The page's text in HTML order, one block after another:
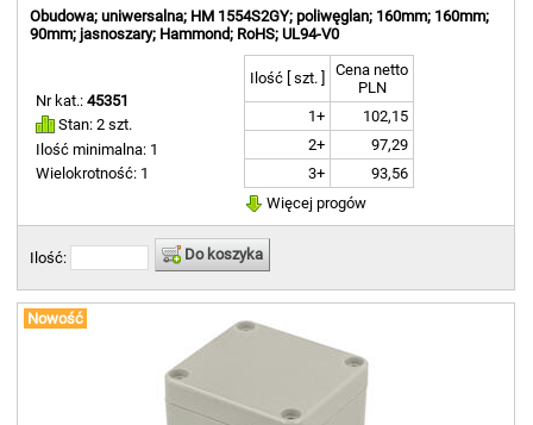
Obudowa; uniwersalna; HM 1554S2GY; poliwęglan; 160mm; 160mm;
90mm; jasnoszary; Hammond; RoHS; UL94-V0
Nr kat.:45351
Stan: 2 szt.
Ilość minimalna: 1
Wielokrotność: 1
Ilość [ szt. ]
Cena netto
PLN
1+
102,15
2+
97,29
3+
93,56
Więcej progów
Ilość: Do koszyka
Nowość